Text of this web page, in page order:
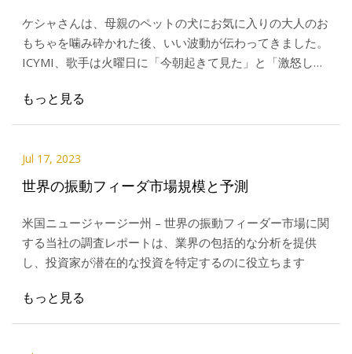
ケシャさんは、母親のペットの犬にお気に入りの大人のお
もちゃを噛み砕かれた後、いい波動が伝わってきました。
ICYMI、歌手は火曜日に「今朝起きて見た」と「激怒し
もっと見る
Jul 17, 2023
世界の振動フィーダ市場規模と予測
米国ニュージャージー州 – 世界の振動フィーダー市場に関
する当社の調査レポートは、業界の包括的な分析を提供
し、投資家が潜在的な投資を特定するのに役立ちます
もっと見る